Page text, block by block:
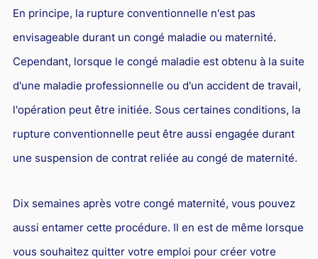
En principe, la rupture conventionnelle n'est pas
envisageable durant un congé maladie ou maternité.
Cependant, lorsque le congé maladie est obtenu à la suite
d'une maladie professionnelle ou d'un accident de travail,
l'opération peut être initiée. Sous certaines conditions, la
rupture conventionnelle peut être aussi engagée durant
une suspension de contrat reliée au congé de maternité.
Dix semaines après votre congé maternité, vous pouvez
aussi entamer cette procédure. Il en est de même lorsque
vous souhaitez quitter votre emploi pour créer votre